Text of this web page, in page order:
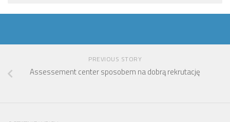
PREVIOUS STORY
Assessement center sposobem na dobrą rekrutację